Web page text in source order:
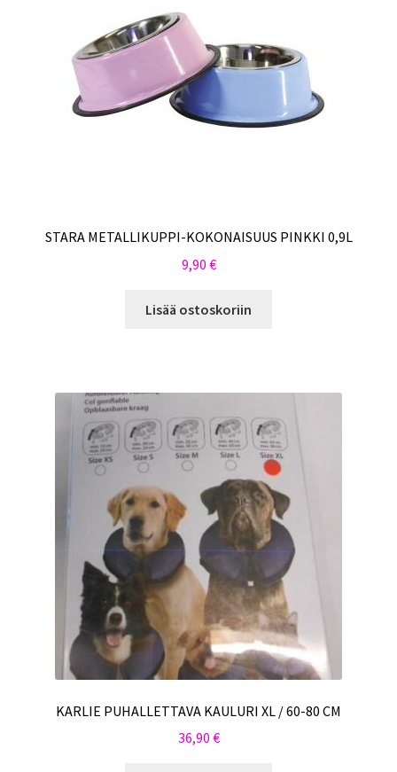
STARA METALLIKUPPI-KOKONAISUUS PINKKI 0,9L
9,90 €
Lisää ostoskoriin
KARLIE PUHALLETTAVA KAULURI XL / 60-80 CM
36,90 €